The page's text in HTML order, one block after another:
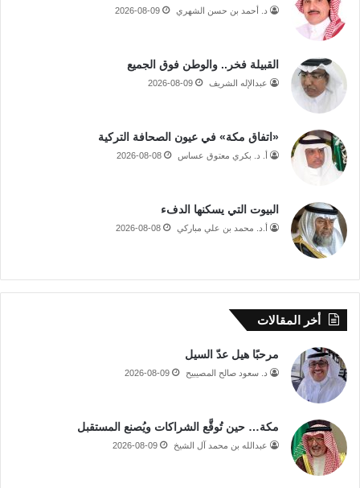
د. أحمد بن حسن الشهري 2026-08-09
القبيلة فخر.. والوطن فوق الجميع
عبدالإله الشريف 2026-08-09
«اتفاق مكة» في عيون الصحافة التركية
أ. د. بكري معتوق عساس 2026-08-08
البيوت التي يسكنها الدفء
أ.د. محمد بن علي مباركي 2026-08-08
أخر المقالات
مرحبًا هيل عدّ السيل
د. سعود صالح المصيبيح 2026-08-09
مكة… حين تُوقَّع الشراكات ويُصنع المستقبل
عبدالله بن محمد آل الشيخ 2026-08-09